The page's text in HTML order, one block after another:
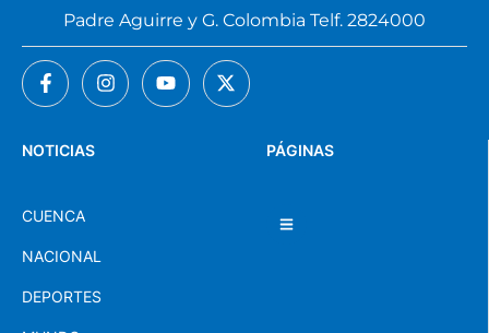
PÁGINAS
NOTICIAS
CUENCA
NACIONAL
DEPORTES
Padre Aguirre y G. Colombia Telf. 2824000